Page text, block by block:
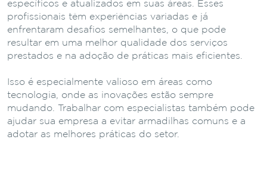
específicos e atualizados em suas áreas. Esses
profissionais têm experiências variadas e já
enfrentaram desafios semelhantes, o que pode
resultar em uma melhor qualidade dos serviços
prestados e na adoção de práticas mais eficientes.
Isso é especialmente valioso em áreas como
tecnologia, onde as inovações estão sempre
mudando. Trabalhar com especialistas também pode
ajudar sua empresa a evitar armadilhas comuns e a
adotar as melhores práticas do setor.